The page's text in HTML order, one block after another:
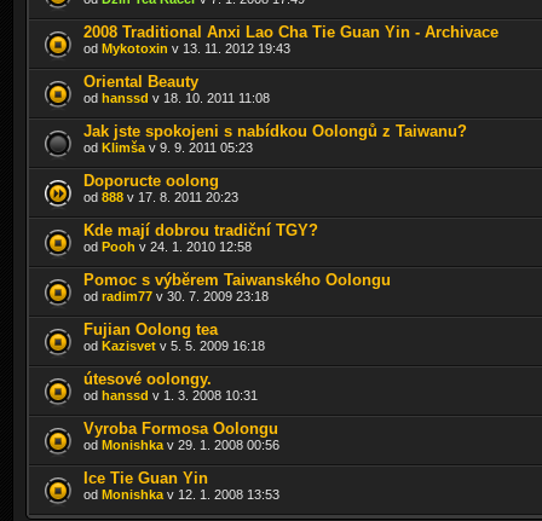
2008 Traditional Anxi Lao Cha Tie Guan Yin - Archivace
od Mykotoxin v 13. 11. 2012 19:43
Oriental Beauty
od hanssd v 18. 10. 2011 11:08
Jak jste spokojeni s nabídkou Oolongů z Taiwanu?
od Klimša v 9. 9. 2011 05:23
Doporucte oolong
od 888 v 17. 8. 2011 20:23
Kde mají dobrou tradiční TGY?
od Pooh v 24. 1. 2010 12:58
Pomoc s výběrem Taiwanského Oolongu
od radim77 v 30. 7. 2009 23:18
Fujian Oolong tea
od Kazisvet v 5. 5. 2009 16:18
útesové oolongy.
od hanssd v 1. 3. 2008 10:31
Vyroba Formosa Oolongu
od Monishka v 29. 1. 2008 00:56
Ice Tie Guan Yin
od Monishka v 12. 1. 2008 13:53